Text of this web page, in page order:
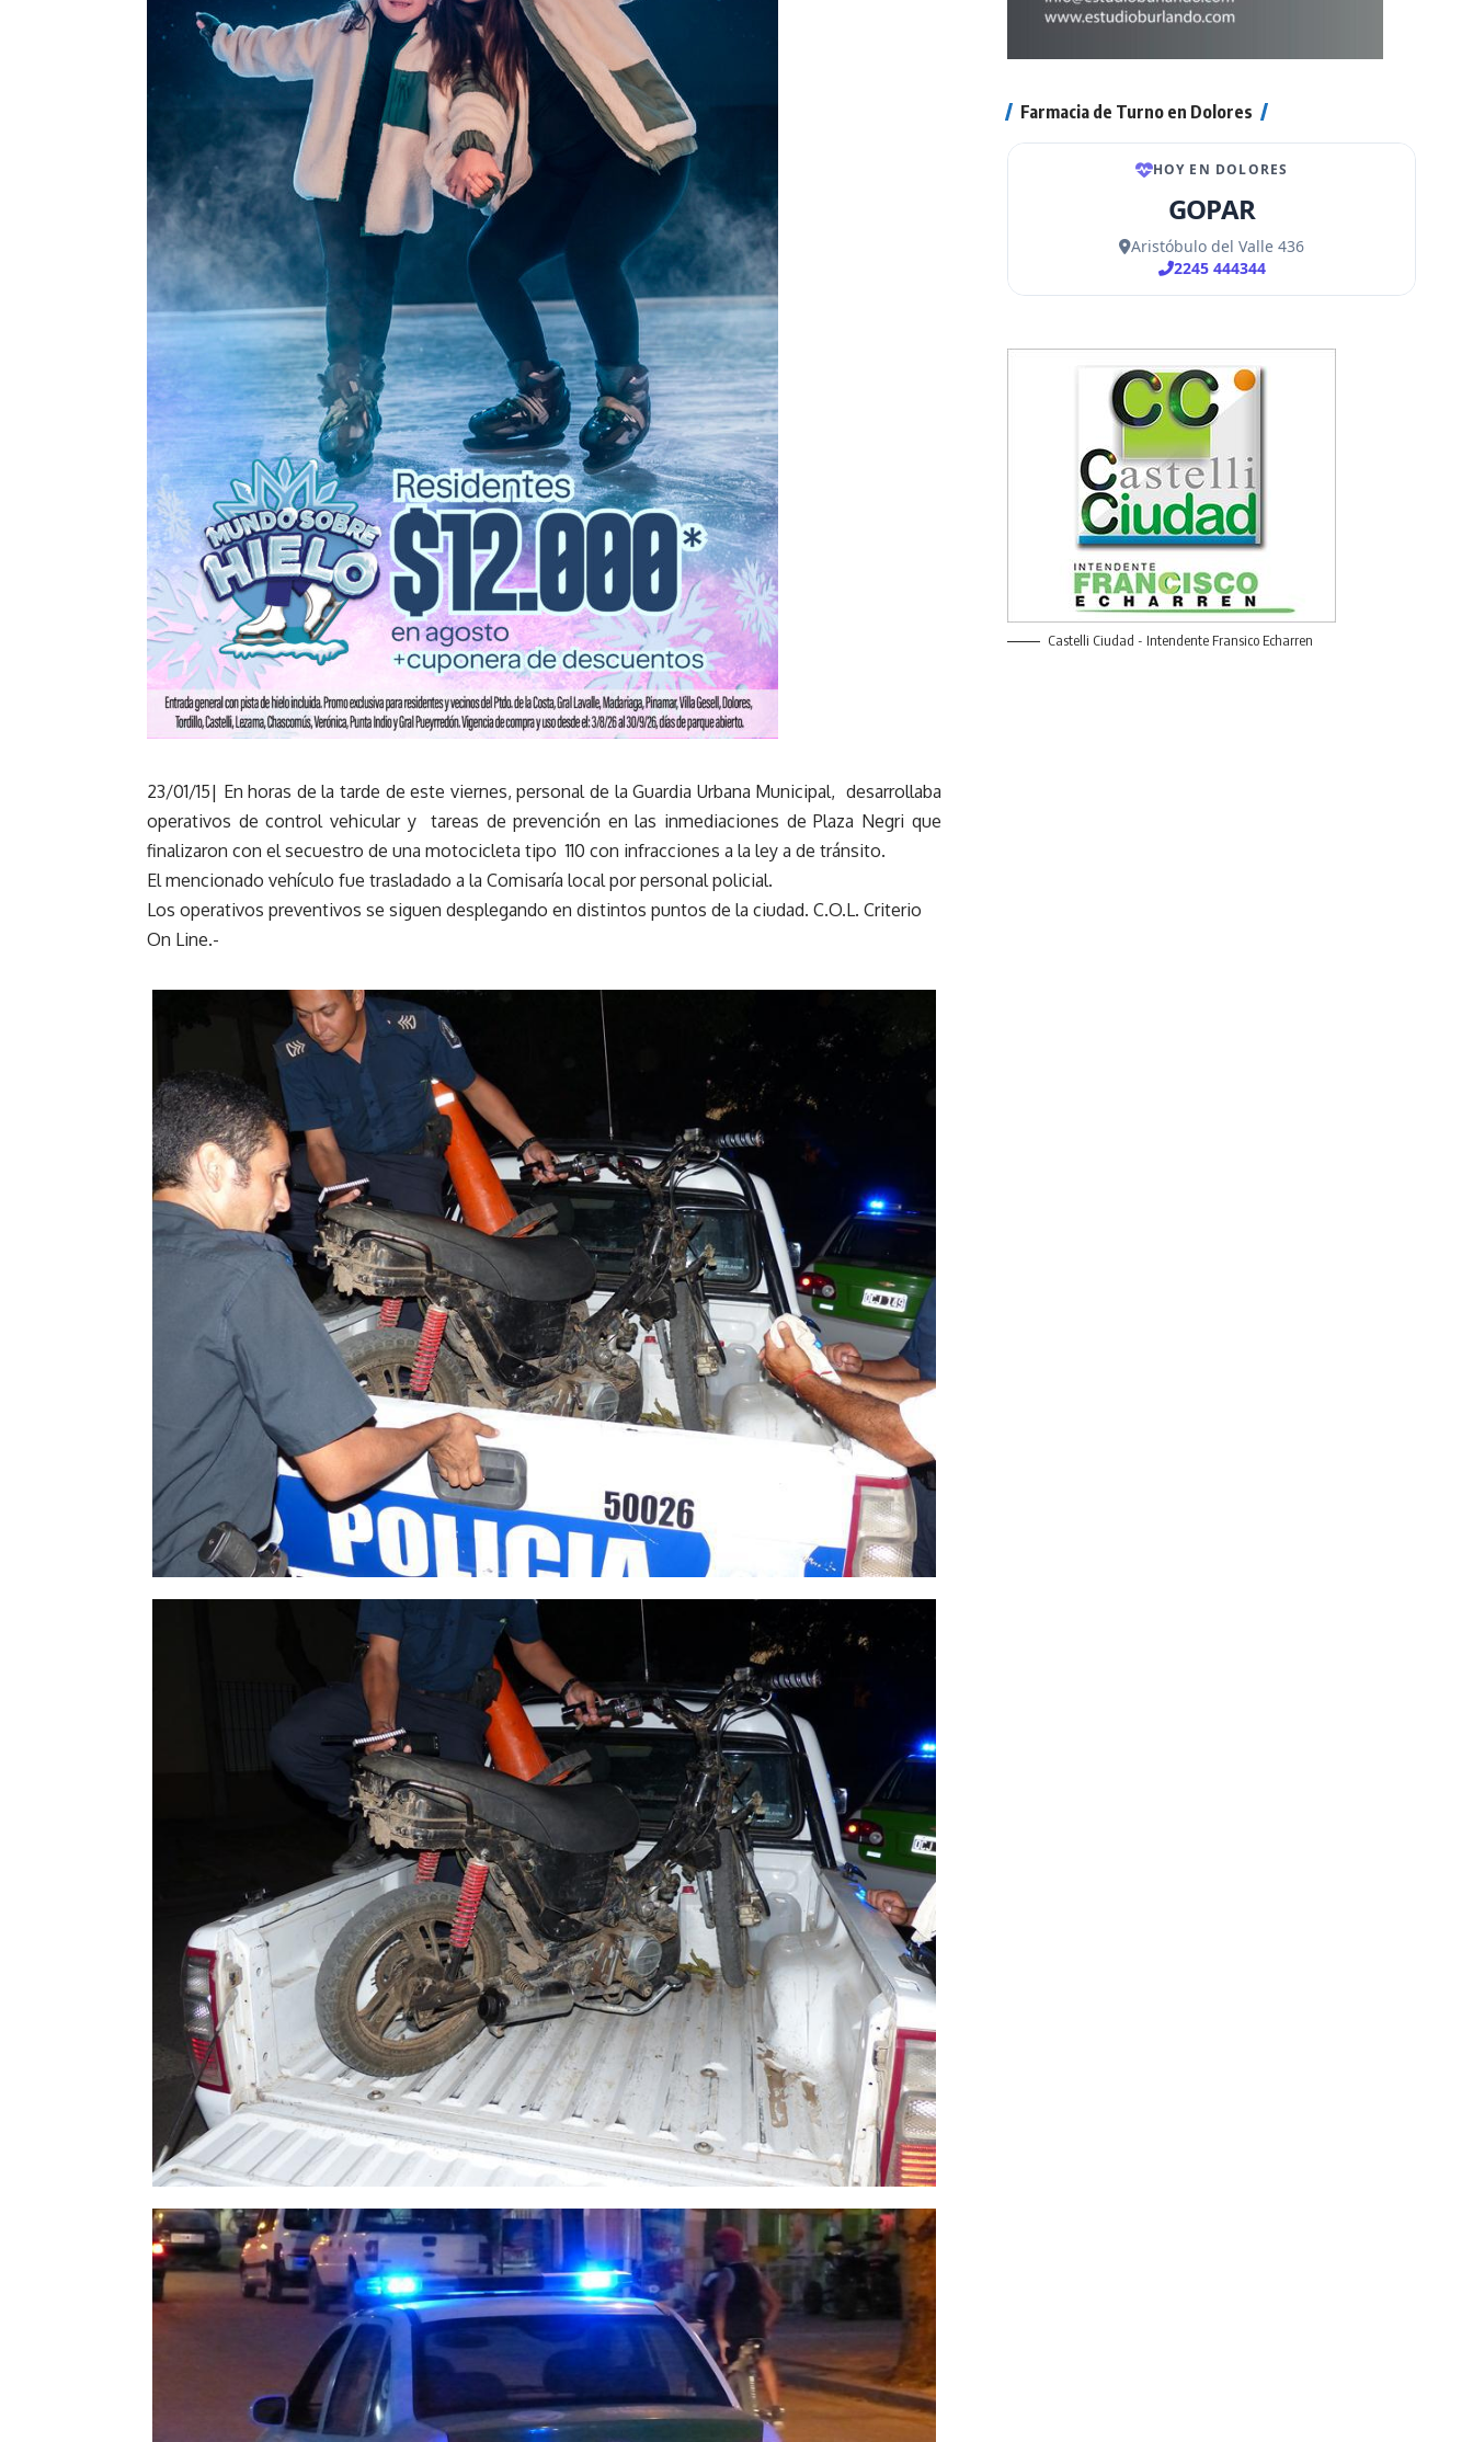
23/01/15| En horas de la tarde de este viernes, personal de la Guardia Urbana Municipal, desarrollaba
operativos de control vehicular y tareas de prevención en las inmediaciones de Plaza Negri que
finalizaron con el secuestro de una motocicleta tipo 110 con infracciones a la ley a de tránsito.
El mencionado vehículo fue trasladado a la Comisaría local por personal policial.
Los operativos preventivos se siguen desplegando en distintos puntos de la ciudad. C.O.L. Criterio
On Line.-
Farmacia de Turno en Dolores
Castelli Ciudad - Intendente Fransico Echarren